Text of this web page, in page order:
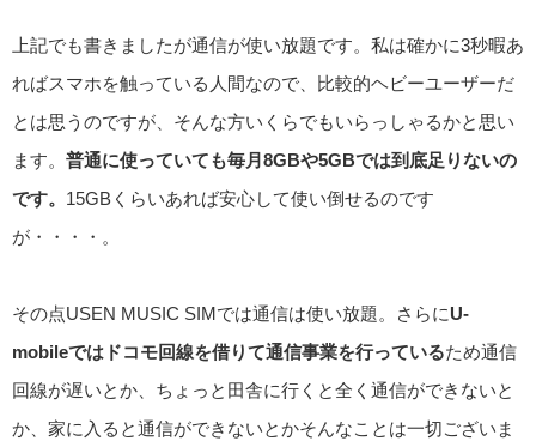
上記でも書きましたが通信が使い放題です。私は確かに3秒暇あ
ればスマホを触っている人間なので、比較的ヘビーユーザーだ
とは思うのですが、そんな方いくらでもいらっしゃるかと思い
ます。 普通に使っていても毎月8GBや5GBでは到底足りないの
です。 15GBくらいあれば安心して使い倒せるのです
が・・・・。
その点USEN MUSIC SIMでは通信は使い放題。さらにU-
mobileではドコモ回線を借りて通信事業を行っているため通信
回線が遅いとか、ちょっと田舎に行くと全く通信ができないと
か、家に入ると通信ができないとかそんなことは一切ございま